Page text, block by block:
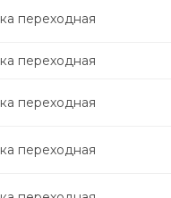
переходная
переходная
переходная
переходная